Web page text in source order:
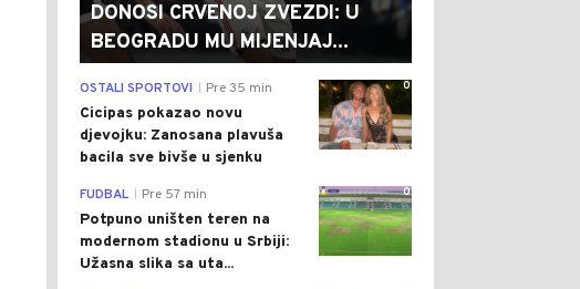
DONOSI CRVENOJ ZVEZDI: U
BEOGRADU MU MIJENJAJ...
0
OSTALI SPORTOVI Pre 35 min
Cicipas pokazao novu
djevojku: Zanosana plavuša
bacila sve bivše u sjenku
0
FUDBAL Pre 57 min
Potpuno uništen teren na
modernom stadionu u Srbiji:
Užasna slika sa uta...